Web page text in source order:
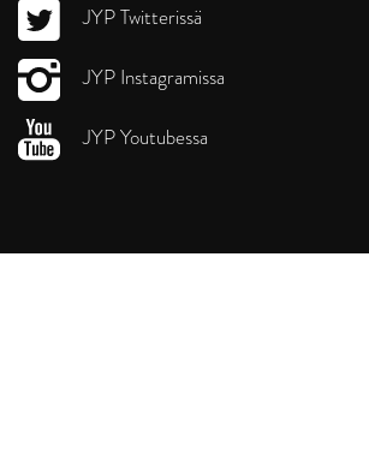
JYP Twitterissä
JYP Instagramissa
JYP Youtubessa